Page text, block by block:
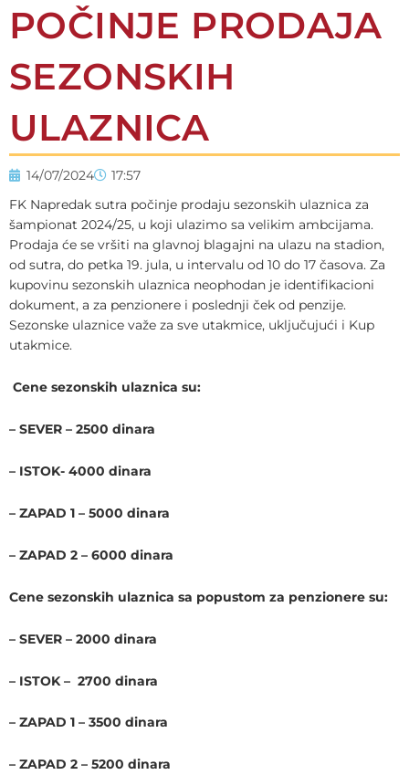
POČINJE PRODAJA
SEZONSKIH
ULAZNICA
14/07/2024
17:57
FK Napredak sutra počinje prodaju sezonskih ulaznica za
šampionat 2024/25, u koji ulazimo sa velikim ambcijama.
Prodaja će se vršiti na glavnoj blagajni na ulazu na stadion,
od sutra, do petka 19. jula, u intervalu od 10 do 17 časova. Za
kupovinu sezonskih ulaznica neophodan je identifikacioni
dokument, a za penzionere i poslednji ček od penzije.
Sezonske ulaznice važe za sve utakmice, uključujući i Kup
utakmice.
Cene sezonskih ulaznica su:
– SEVER – 2500 dinara
– ISTOK- 4000 dinara
– ZAPAD 1 – 5000 dinara
– ZAPAD 2 – 6000 dinara
Cene sezonskih ulaznica sa popustom za penzionere su:
– SEVER – 2000 dinara
– ISTOK – 2700 dinara
– ZAPAD 1 – 3500 dinara
– ZAPAD 2 – 5200 dinara